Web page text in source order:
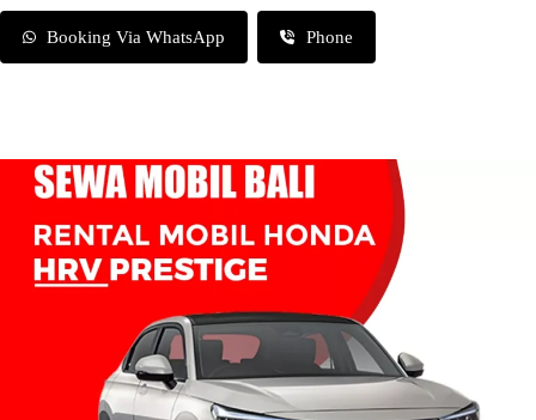
Booking Via WhatsApp Phone